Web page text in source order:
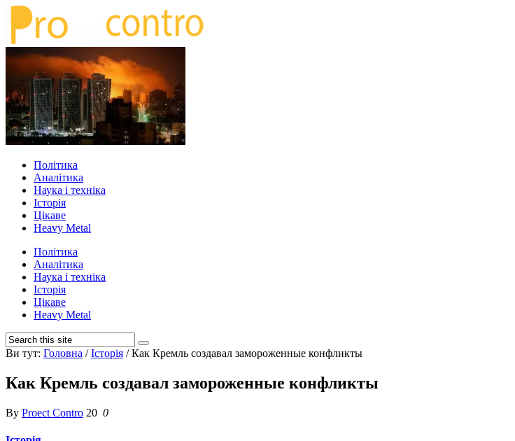
Політика
Аналітика
Наука і техніка
Історія
Цікаве
Heavy Metal
Політика
Аналітика
Наука і техніка
Історія
Цікаве
Heavy Metal
Ви тут: Головна /Історія /Как Кремль создавал замороженные конфликты
Как Кремль создавал замороженные конфликты
By Proect Contro 20 0